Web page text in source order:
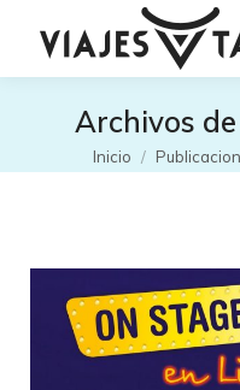
Archivos
Estás aquí:
Inicio